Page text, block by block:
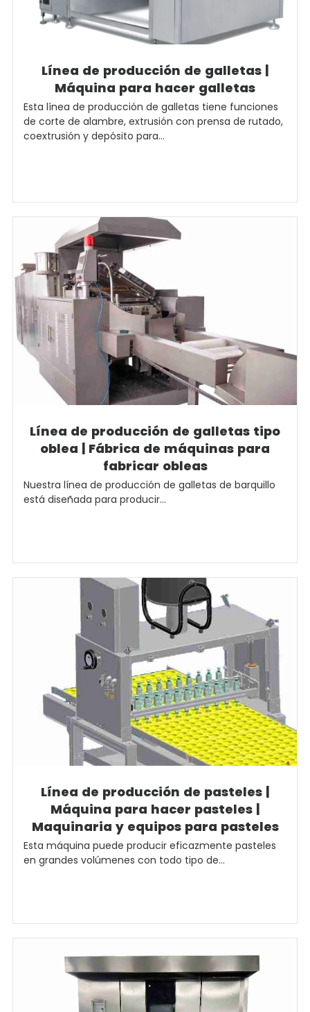
Línea de producción de galletas |
Máquina para hacer galletas
Esta línea de producción de galletas tiene funciones
de corte de alambre, extrusión con prensa de rutado,
coextrusión y depósito para...
Línea de producción de galletas tipo
oblea | Fábrica de máquinas para
fabricar obleas
Nuestra línea de producción de galletas de barquillo
está diseñada para producir...
Línea de producción de pasteles |
Máquina para hacer pasteles |
Maquinaria y equipos para pasteles
Esta máquina puede producir eficazmente pasteles
en grandes volúmenes con todo tipo de...